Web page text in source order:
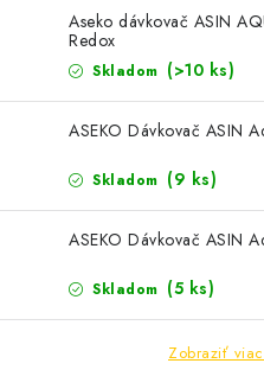
Aseko dávkovač ASIN
Redox
Skladom (>10 ks)
ASEKO Dávkovač ASIN
Skladom (9 ks)
ASEKO Dávkovač ASIN
Skladom (5 ks)
Zobraziť